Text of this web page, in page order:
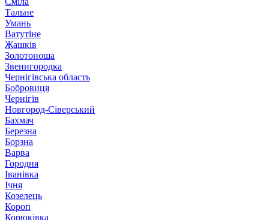
Тальне
Умань
Ватутіне
Жашків
Золотоноша
Звенигородка
Чернігівська область
Бобровиця
Чернігів
Новгород-Сіверський
Бахмач
Березна
Борзна
Варва
Городня
Іванівка
Ічня
Козелець
Короп
Корюківка